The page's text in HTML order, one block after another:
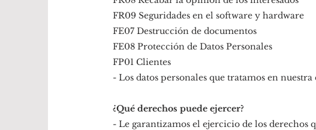
FR09 Seguridades en el software y hardware
FE07 Destrucción de documentos
FE08 Protección de Datos Personales
FP01 Clientes
- Los datos personales que tratamos en
¿Qué derechos puede ejercer?
- Le garantizamos el ejercicio de los derechos